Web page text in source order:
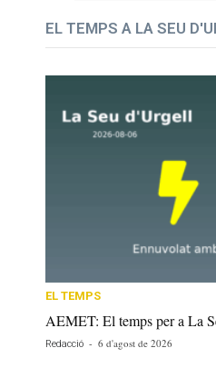
EL TEMPS A LA SEU
EL TEMPS
AEMET: El temps per a La
Redacció - 6 d'agost de 2026